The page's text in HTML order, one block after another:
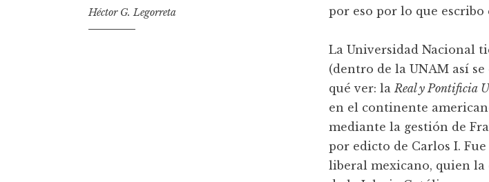
Héctor G. Legorreta
por eso por lo que escribo
La Universidad Nacional
(dentro de la UNAM así
qué ver: laReal y Pontificia
en el continente
mediante la gestión de
por edicto de Carlos I.
liberal mexicano, quien la